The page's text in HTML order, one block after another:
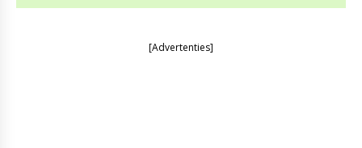
[Advertenties]